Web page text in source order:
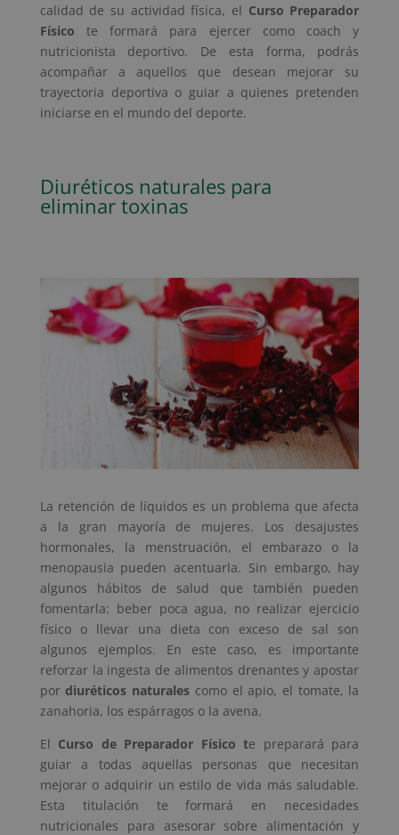
calidad de su actividad física, el Curso Preparador
Físico te formará para ejercer como coach y
nutricionista deportivo. De esta forma, podrás
acompañar a aquellos que desean mejorar su
trayectoria deportiva o guiar a quienes pretenden
iniciarse en el mundo del deporte.
Diuréticos naturales para
eliminar toxinas
La retención de líquidos es un problema que afecta
a la gran mayoría de mujeres. Los desajustes
hormonales, la menstruación, el embarazo o la
menopausia pueden acentuarla. Sin embargo, hay
algunos hábitos de salud que también pueden
fomentarla: beber poca agua, no realizar ejercicio
físico o llevar una dieta con exceso de sal son
algunos ejemplos. En este caso, es importante
reforzar la ingesta de alimentos drenantes y apostar
pordiuréticos naturales como el apio, el tomate, la
zanahoria, los espárragos o la avena.
El Curso de Preparador Físico te preparará para
guiar a todas aquellas personas que necesitan
mejorar o adquirir un estilo de vida más saludable.
Esta titulación te formará en necesidades
nutricionales para asesorar sobre alimentación y